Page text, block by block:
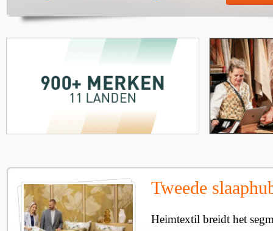
Tweede
Heimtextil breidt het